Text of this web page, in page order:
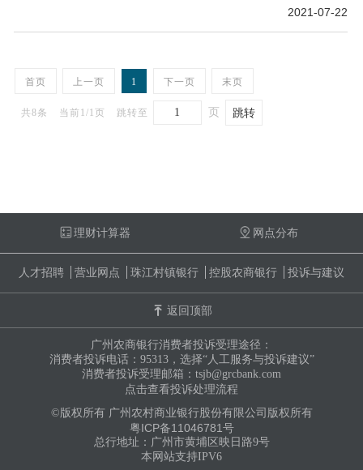
2021-07-22
首页 上一页 1 下一页 末页
共8条 当前1/1页 跳转至 页
理财计算器 网点分布
人才招聘 营业网点 珠江村镇银行 控股农商银行 投诉与建议
返回顶部
广州农商银行消费者投诉受理途径：
消费者投诉电话：95313，选择“人工服务与投诉建议”
消费者投诉受理邮箱：tsjb@grcbank.com
点击查看投诉处理流程
©版权所有 广州农村商业银行股份有限公司版权所有
粤ICP备11046781号
总行地址：广州市黄埔区映日路9号
本网站支持IPV6